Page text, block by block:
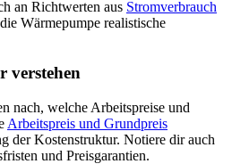
an Richtwerten aus Stromverbrauch
Wärmepumpe realistische
verstehen
nach, welche Arbeitspreise und
Arbeitspreis und Grundpreis
der Kostenstruktur. Notiere dir auch
und Preisgarantien.